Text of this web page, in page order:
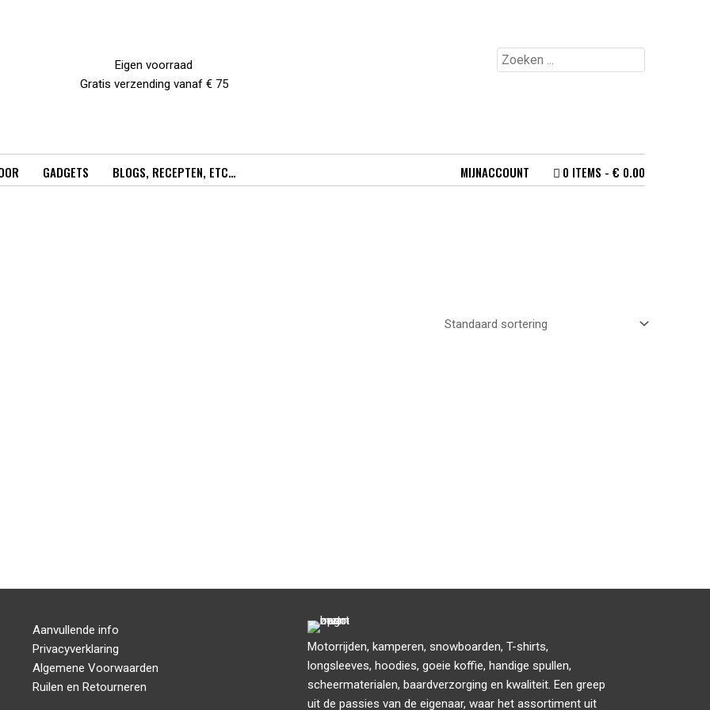
Eigen voorraad
Gratis verzending vanaf € 75
GADGETS BLOGS, RECEPTEN, ETC… MIJNACCOUNT 0 ITEMS € 0.00
Aanvullende info
Privacyverklaring
Algemene Voorwaarden
Ruilen en Retourneren
Motorrijden, kamperen, snowboarden, T-shirts,
longsleeves, hoodies, goeie koffie, handige spullen,
scheermaterialen, baardverzorging en kwaliteit. Een greep
uit de passies van de eigenaar, waar het assortiment uit